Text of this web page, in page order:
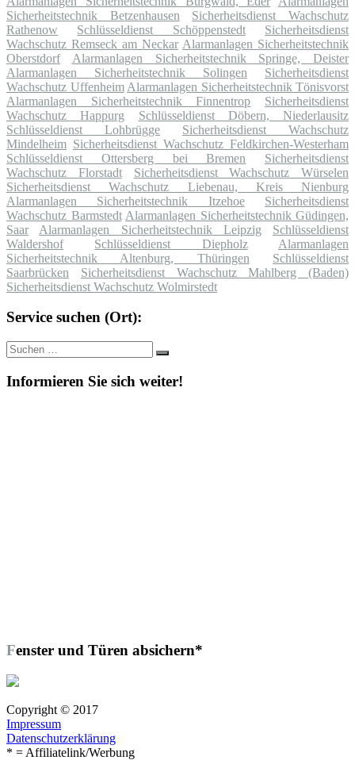
Sicherheitstechnik Betzenhausen
Sicherheitsdienst Wachschutz
Rathenow
Schlüsseldienst Schöppenstedt
Sicherheitsdienst
Wachschutz Remseck am Neckar Alarmanlagen Sicherheitstechnik
Oberstdorf
Alarmanlagen Sicherheitstechnik Springe, Deister
Alarmanlagen Sicherheitstechnik Solingen
Sicherheitsdienst
Wachschutz Uffenheim Alarmanlagen Sicherheitstechnik Tönisvorst
Alarmanlagen Sicherheitstechnik Finnentrop
Sicherheitsdienst
Wachschutz Happurg
Schlüsseldienst Döbern, Niederlausitz
Schlüsseldienst Lohbrügge
Sicherheitsdienst Wachschutz
Mindelheim Sicherheitsdienst Wachschutz Feldkirchen-Westerham
Schlüsseldienst Ottersberg bei Bremen
Sicherheitsdienst
Wachschutz Florstadt
Sicherheitsdienst Wachschutz Würselen
Sicherheitsdienst Wachschutz Liebenau, Kreis Nienburg
Alarmanlagen Sicherheitstechnik Itzehoe
Sicherheitsdienst
Wachschutz Barmstedt Alarmanlagen Sicherheitstechnik Güdingen,
Saar
Alarmanlagen Sicherheitstechnik Leipzig
Schlüsseldienst
Waldershof
Schlüsseldienst Diepholz
Alarmanlagen
Sicherheitstechnik Altenburg, Thüringen
Schlüsseldienst
Saarbrücken
Sicherheitsdienst Wachschutz Mahlberg (Baden)
Sicherheitsdienst Wachschutz Wolmirstedt
Service suchen (Ort):
Suche
nach:
Suchen
Informieren Sie sich weiter!
Fenster und Türen absichern*
Copyright © 2017
Impressum
Datenschutzerklärung
* = Affiliatelink/Werbung